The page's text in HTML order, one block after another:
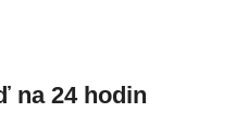
na 24 hodin